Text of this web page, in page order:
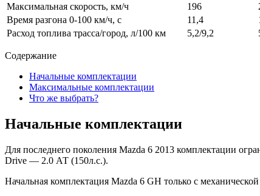
Максимальная скорость, км/ч
196
Время разгона 0-100 км/ч, с
11,4
Расход топлива трасса/город, л/100 км
5,2/9,2
Содержание
Начальные комплектации
Максимальные комплектации
Что же выбрать?
Начальные комплектации
Для последнего поколения Mazda 6 2013 комплектации
Drive — 2.0 АТ (150л.с.).
Начальная комплектация Mazda 6 GH только с